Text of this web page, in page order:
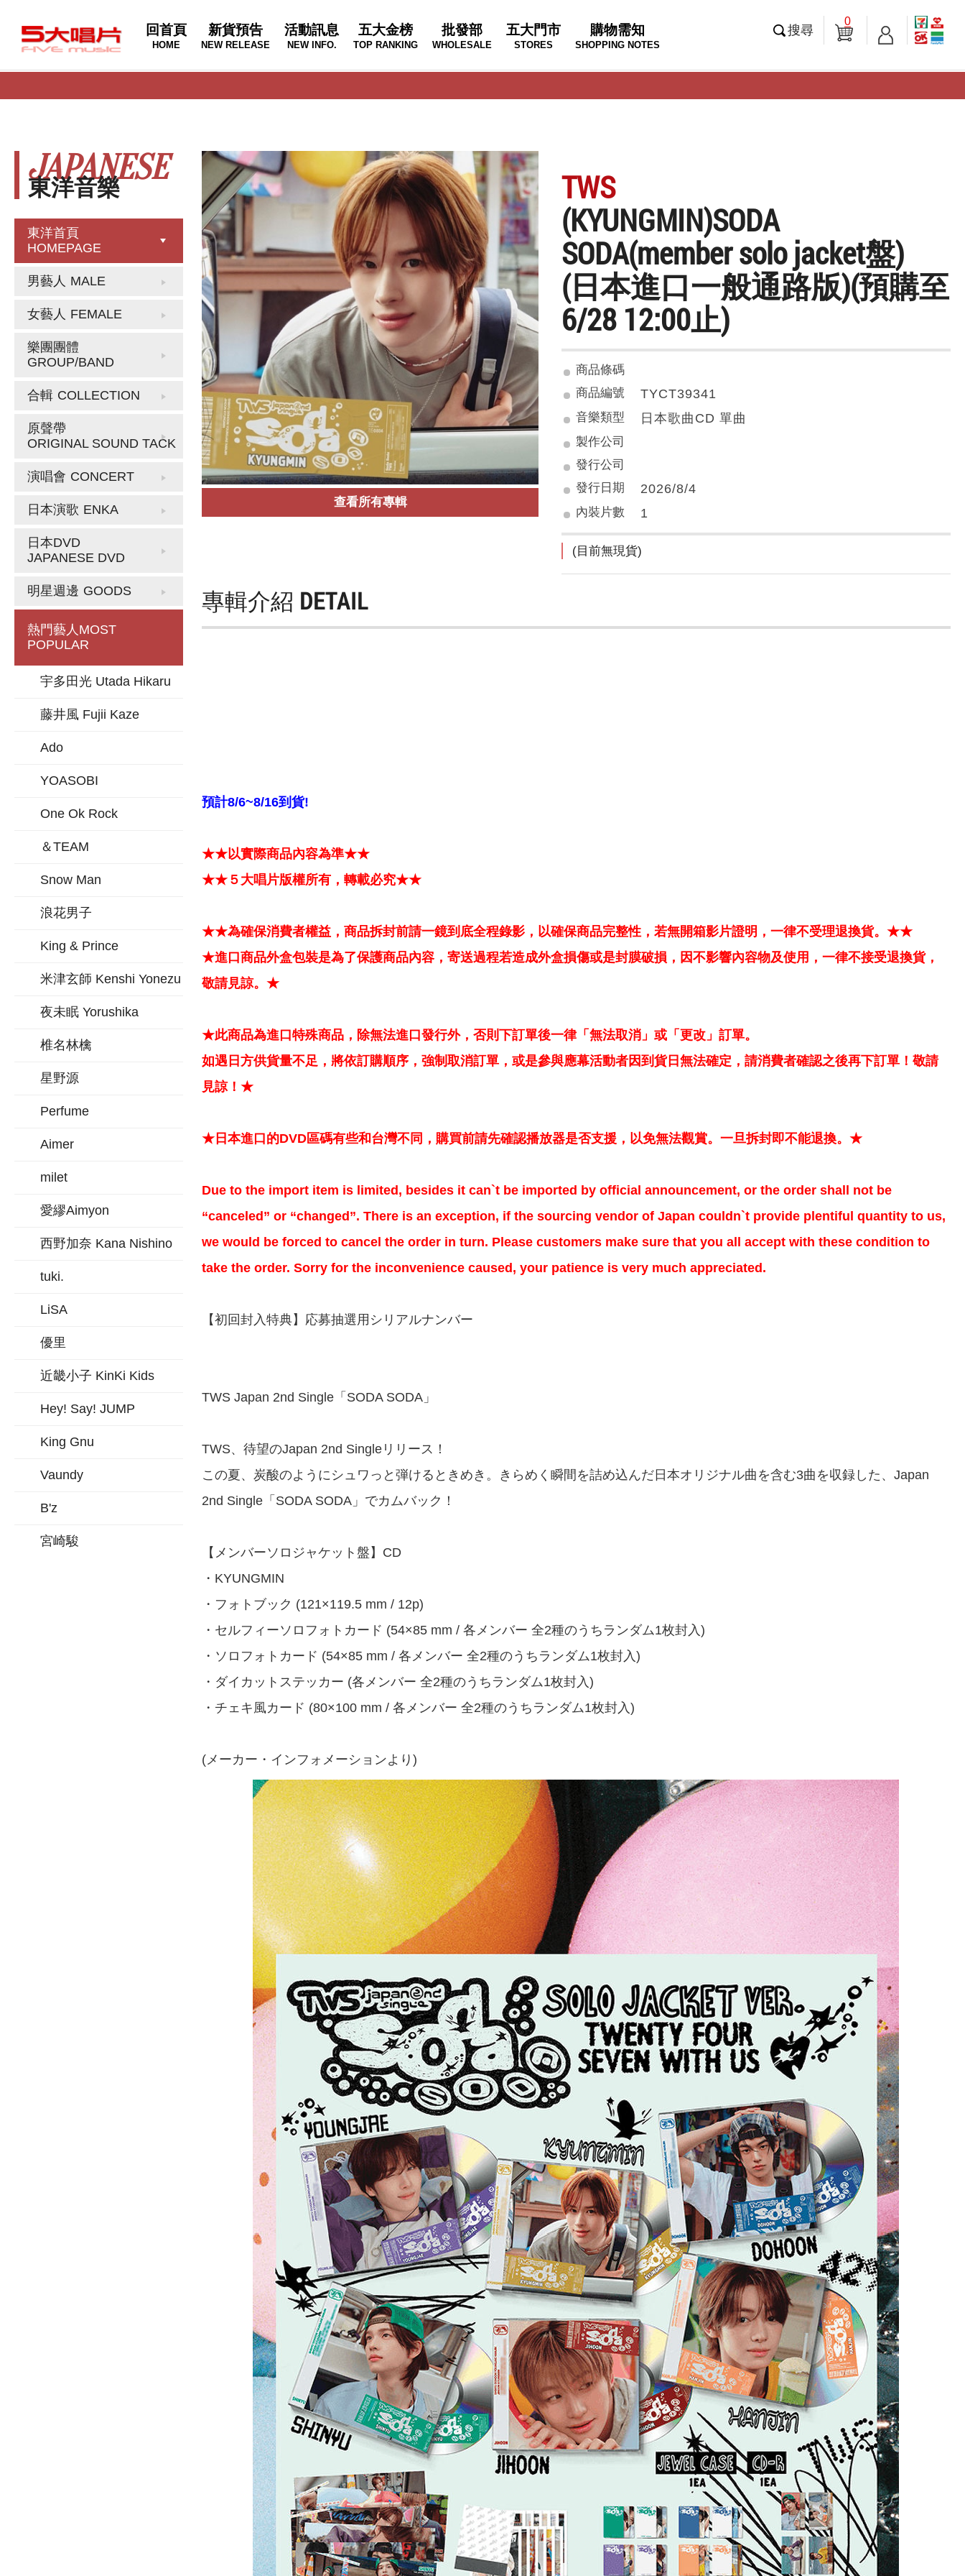
回首頁
HOME
新貨預告
NEW RELEASE
活動訊息
NEW INFO.
五大金榜
TOP RANKING
批發部
WHOLESALE
五大門市
STORES
購物需知
SHOPPING NOTES
搜尋
0
東洋音樂
JAPANESE
東洋首頁
HOMEPAGE
男藝人 MALE
女藝人 FEMALE
樂團團體
GROUP/BAND
合輯 COLLECTION
原聲帶
ORIGINAL SOUND TACK
演唱會 CONCERT
日本演歌 ENKA
日本DVD
JAPANESE DVD
明星週邊 GOODS
熱門藝人 MOST
POPULAR
宇多田光 Utada Hikaru
藤井風 Fujii Kaze
Ado
YOASOBI
One Ok Rock
＆TEAM
Snow Man
浪花男子
King & Prince
米津玄師 Kenshi Yonezu
夜未眠 Yorushika
椎名林檎
星野源
Perfume
Aimer
milet
愛繆Aimyon
西野加奈 Kana Nishino
tuki.
LiSA
優里
近畿小子 KinKi Kids
Hey! Say! JUMP
King Gnu
Vaundy
B'z
宮崎駿
查看所有專輯
TWS
(KYUNGMIN)SODA
SODA(member solo jacket盤)
(日本進口一般通路版)(預購至
6/28 12:00止)
商品條碼
商品編號
TYCT39341
音樂類型 日本歌曲CD 單曲
製作公司
發行公司
發行日期
2026/8/4
內裝片數 1
(目前無現貨)
專輯介紹 DETAIL
預計8/6~8/16到貨!
★★以實際商品內容為準★★
★★５大唱片版權所有，轉載必究★★
★★為確保消費者權益，商品拆封前請一鏡到底全程錄影，以確保商品完整性，若無開箱影片證明，一律不受理退換貨。★★
★進口商品外盒包裝是為了保護商品內容，寄送過程若造成外盒損傷或是封膜破損，因不影響內容物及使用，一律不接受退換貨，
敬請見諒。★
★此商品為進口特殊商品，除無法進口發行外，否則下訂單後一律「無法取消」或「更改」訂單。
如遇日方供貨量不足，將依訂購順序，強制取消訂單，或是參與應幕活動者因到貨日無法確定，請消費者確認之後再下訂單！敬請
見諒！★
★日本進口的DVD區碼有些和台灣不同，購買前請先確認播放器是否支援，以免無法觀賞。一旦拆封即不能退換。★
Due to the import item is limited, besides it can`t be imported by official announcement, or the order shall not be
“canceled” or “changed”. There is an exception, if the sourcing vendor of Japan couldn`t provide plentiful quantity to us,
we would be forced to cancel the order in turn. Please customers make sure that you all accept with these condition to
take the order. Sorry for the inconvenience caused, your patience is very much appreciated.
【初回封入特典】応募抽選用シリアルナンバー
TWS Japan 2nd Single「SODA SODA」
TWS、待望のJapan 2nd Singleリリース！
この夏、炭酸のようにシュワっと弾けるときめき。きらめく瞬間を詰め込んだ日本オリジナル曲を含む3曲を収録した、Japan
2nd Single「SODA SODA」でカムバック！
【メンバーソロジャケット盤】CD
・KYUNGMIN
・フォトブック (121×119.5 mm / 12p)
・セルフィーソロフォトカード (54×85 mm / 各メンバー 全2種のうちランダム1枚封入)
・ソロフォトカード (54×85 mm / 各メンバー 全2種のうちランダム1枚封入)
・ダイカットステッカー (各メンバー 全2種のうちランダム1枚封入)
・チェキ風カード (80×100 mm / 各メンバー 全2種のうちランダム1枚封入)
(メーカー・インフォメーションより)